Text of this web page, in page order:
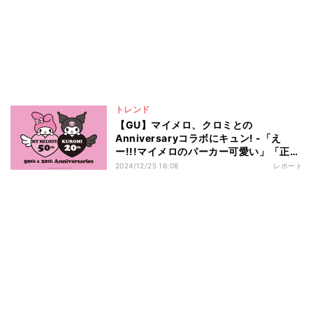
トレンド
【GU】マイメロ、クロミとの
Anniversaryコラボにキュン! -「え
ー!!!マイメロのパーカー可愛い」「正月
早々GUいくか」と話題
2024/12/25 16:08 レポート